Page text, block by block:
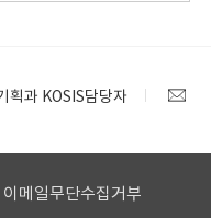
획과 KOSIS담당자
이메일무단수집거부